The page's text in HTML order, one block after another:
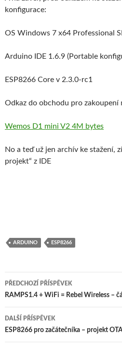
konfigurace:
OS Windows 7 x64 Professional
Arduino IDE 1.6.9 (Portable
ESP8266 Core v 2.3.0-rc1
Odkaz do obchodu pro zakoupení
Wemos D1 mini V2 4M bytes
No a teď už jen archív ke stažení,
projekt“ z IDE
ARDUINO ESP8266
Navigace
pro
příspěvky
PŘEDCHOZÍ PŘÍSPĚVEK
RAMPS1.4 + WiFi = Rebel Wireless –
DALŠÍ PŘÍSPĚVEK
ESP8266 pro začátečníka – projekt